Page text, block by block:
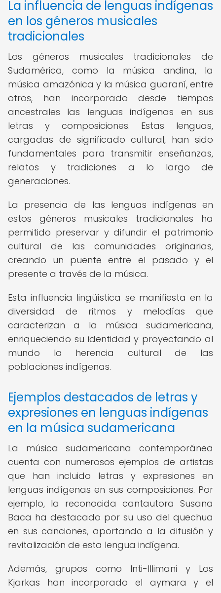
La influencia de lenguas indígenas
en los géneros musicales
tradicionales
Los géneros musicales tradicionales de
Sudamérica, como la música andina, la
música amazónica y la música guaraní, entre
otros, han incorporado desde tiempos
ancestrales las lenguas indígenas en sus
letras y composiciones. Estas lenguas,
cargadas de significado cultural, han sido
fundamentales para transmitir enseñanzas,
relatos y tradiciones a lo largo de
generaciones.
La presencia de las lenguas indígenas en
estos géneros musicales tradicionales ha
permitido preservar y difundir el patrimonio
cultural de las comunidades originarias,
creando un puente entre el pasado y el
presente a través de la música.
Esta influencia lingüística se manifiesta en la
diversidad de ritmos y melodías que
caracterizan a la música sudamericana,
enriqueciendo su identidad y proyectando al
mundo la herencia cultural de las
poblaciones indígenas.
Ejemplos destacados de letras y
expresiones en lenguas indígenas
en la música sudamericana
La música sudamericana contemporánea
cuenta con numerosos ejemplos de artistas
que han incluido letras y expresiones en
lenguas indígenas en sus composiciones. Por
ejemplo, la reconocida cantautora Susana
Baca ha destacado por su uso del quechua
en sus canciones, aportando a la difusión y
revitalización de esta lengua indígena.
Además, grupos como Inti-Illimani y Los
Kjarkas han incorporado el aymara y el